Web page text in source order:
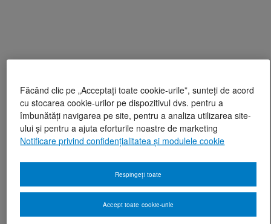
Făcând clic pe „Acceptați toate cookie-urile”, sunteți de acord
cu stocarea cookie-urilor pe dispozitivul dvs. pentru a
îmbunătăți navigarea pe site, pentru a analiza utilizarea site-
ului și pentru a ajuta eforturile noastre de marketing
Notificare privind confidențialitatea și modulele cookie
Respingeți toate
Accept toate cookie-urile